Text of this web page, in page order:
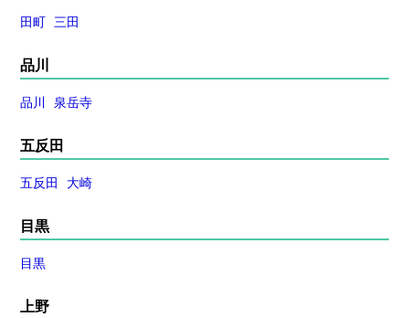
田町 三田
品川
品川 泉岳寺
五反田
五反田 大崎
目黒
目黒
上野